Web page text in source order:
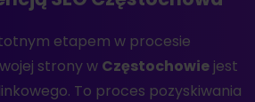
etapem w procesie
strony w Częstochowiejest
To proces pozyskiwania